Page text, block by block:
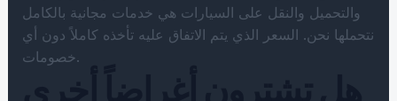
والتحميل والنقل على السيارات هي خدمات مجانية بالكامل
نتحملها نحن. السعر الذي يتم الاتفاق عليه تأخذه كاملاً دون أي
خصومات.